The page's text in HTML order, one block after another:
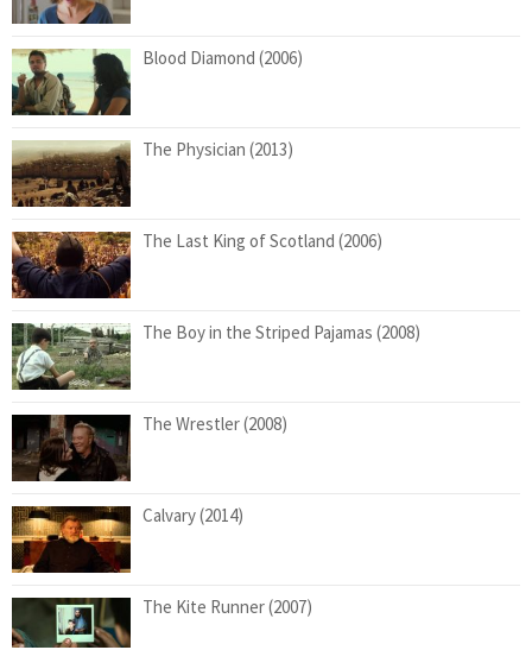
Blood Diamond (2006)
The Physician (2013)
The Last King of Scotland (2006)
The Boy in the Striped Pajamas (2008)
The Wrestler (2008)
Calvary (2014)
The Kite Runner (2007)